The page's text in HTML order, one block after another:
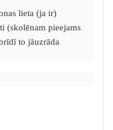
lieta (ja ir)
(skolēnam pieejams
to jāuzrāda